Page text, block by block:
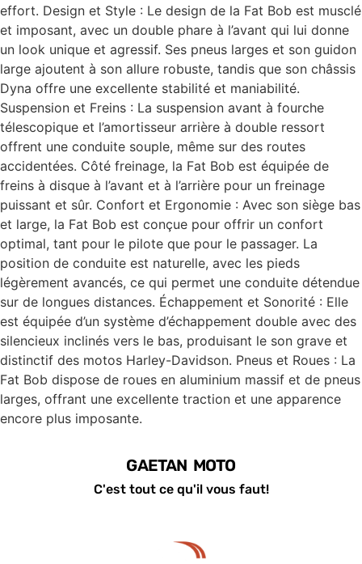
effort. Design et Style : Le design de la Fat Bob est musclé
et imposant, avec un double phare à l’avant qui lui donne
un look unique et agressif. Ses pneus larges et son guidon
large ajoutent à son allure robuste, tandis que son châssis
Dyna offre une excellente stabilité et maniabilité.
Suspension et Freins : La suspension avant à fourche
télescopique et l’amortisseur arrière à double ressort
offrent une conduite souple, même sur des routes
accidentées. Côté freinage, la Fat Bob est équipée de
freins à disque à l’avant et à l’arrière pour un freinage
puissant et sûr. Confort et Ergonomie : Avec son siège bas
et large, la Fat Bob est conçue pour offrir un confort
optimal, tant pour le pilote que pour le passager. La
position de conduite est naturelle, avec les pieds
légèrement avancés, ce qui permet une conduite détendue
sur de longues distances. Échappement et Sonorité : Elle
est équipée d’un système d’échappement double avec des
silencieux inclinés vers le bas, produisant le son grave et
distinctif des motos Harley-Davidson. Pneus et Roues : La
Fat Bob dispose de roues en aluminium massif et de pneus
larges, offrant une excellente traction et une apparence
encore plus imposante.
GAETAN MOTO
C'est tout ce qu'il vous faut!